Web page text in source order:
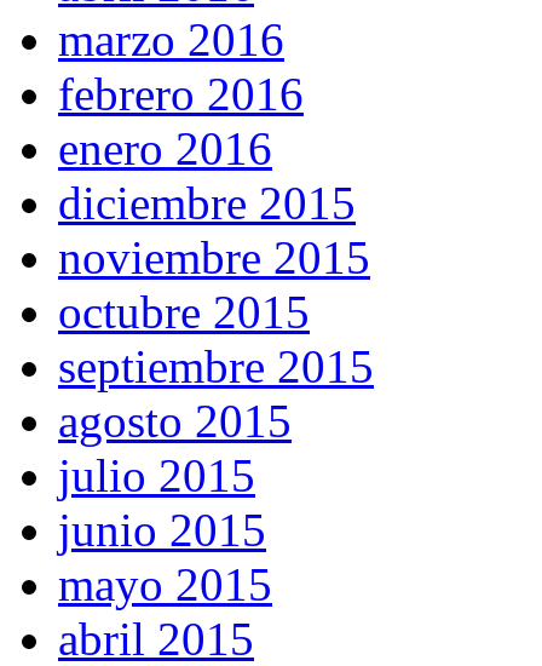
marzo 2016
febrero 2016
enero 2016
diciembre 2015
noviembre 2015
octubre 2015
septiembre 2015
agosto 2015
julio 2015
junio 2015
mayo 2015
abril 2015